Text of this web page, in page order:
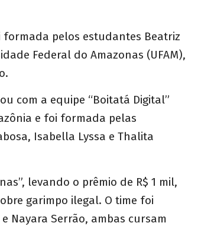
formada pelos estudantes Beatriz
Federal do Amazonas (UFAM),
com a equipe “Boitatá Digital”
e foi formada pelas
Isabella Lyssa e Thalita
levando o prêmio de R$ 1 mil,
garimpo ilegal. O time foi
Nayara Serrão, ambas cursam